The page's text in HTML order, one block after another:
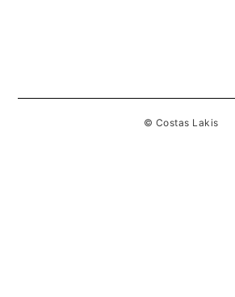
© Costas Lakis